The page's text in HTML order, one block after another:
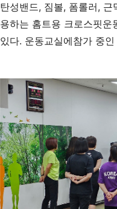
탄성밴드, 짐볼, 폼롤러,
용하는 홈트용 크로스핏
있다. 운동교실에참가 중